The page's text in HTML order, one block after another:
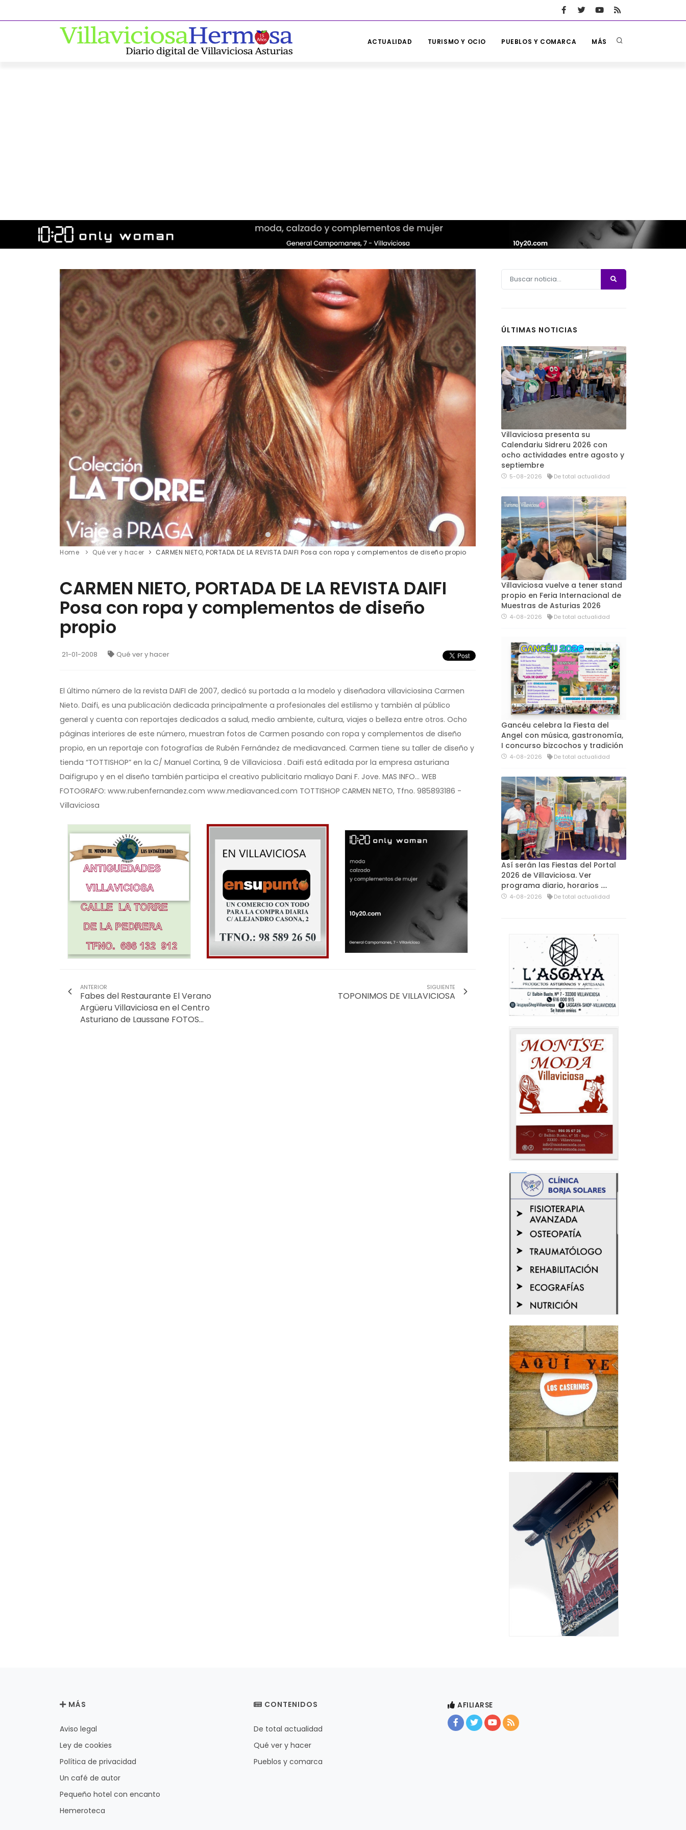
ACTUALIDAD TURISMO Y OCIO PUEBLOS Y COMARCA MÁS
Home Qué ver y hacer CARMEN NIETO, PORTADA DE LA REVISTA DAIFI Posa con ropa y complementos de diseño propio
CARMEN NIETO, PORTADA DE LA REVISTA DAIFI
Posa con ropa y complementos de diseño
propio
21-01-2008 Qué ver y hacer
El último número de la revista DAIFI de 2007, dedicó su portada a la modelo y diseñadora villaviciosina Carmen
Nieto. Daifi, es una publicación dedicada principalmente a profesionales del estilismo y también al público
general y cuenta con reportajes dedicados a salud, medio ambiente, cultura, viajes o belleza entre otros. Ocho
páginas interiores de este número, muestran fotos de Carmen posando con ropa y complementos de diseño
propio, en un reportaje con fotografías de Rubén Fernández de mediavanced. Carmen tiene su taller de diseño y
tienda “TOTTISHOP” en la C/ Manuel Cortina, 9 de Villaviciosa . Daifi está editada por la empresa asturiana
Daifigrupo y en el diseño también participa el creativo publicitario maliayo Dani F. Jove. MAS INFO… WEB
FOTOGRAFO: www.rubenfernandez.com www.mediavanced.com TOTTISHOP CARMEN NIETO, Tfno. 985893186 -
Villaviciosa
ANTERIOR
Fabes del Restaurante El Verano
Argüeru Villaviciosa en el Centro
Asturiano de Laussane FOTOS…
SIGUIENTE
TOPONIMOS DE VILLAVICIOSA
ÚLTIMAS NOTICIAS
Villaviciosa presenta su
Calendariu Sidreru 2026 con
ocho actividades entre agosto y
septiembre
5-08-2026 De total actualidad
Villaviciosa vuelve a tener stand
propio en Feria Internacional de
Muestras de Asturias 2026
4-08-2026 De total actualidad
Gancéu celebra la Fiesta del
Angel con música, gastronomía,
I concurso bizcochos y tradición
4-08-2026 De total actualidad
Así serán las Fiestas del Portal
2026 de Villaviciosa. Ver
programa diario, horarios ….
4-08-2026 De total actualidad
MÁS
Aviso legal
Ley de cookies
Política de privacidad
Un café de autor
Pequeño hotel con encanto
Hemeroteca
CONTENIDOS
De total actualidad
Qué ver y hacer
Pueblos y comarca
AFILIARSE